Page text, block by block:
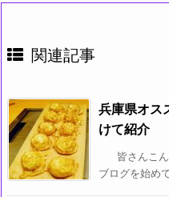
関連記事
兵庫県オス
けて紹介
皆さんこ
ブログを始め